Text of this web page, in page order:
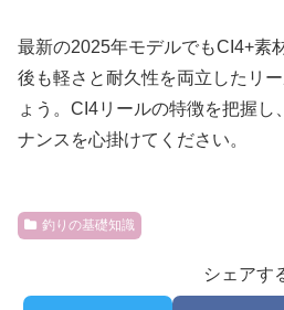
最新の2025年モデルでもCI4+素
後も軽さと耐久性を両立したリ
ょう。CI4リールの特徴を把握し
ナンスを心掛けてください。
釣りの基礎知識
シェアす